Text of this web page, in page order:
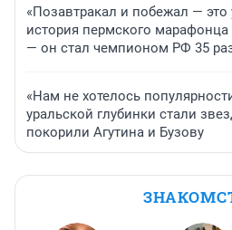
«Позавтракал и побежал —
история пермского
— он стал чемпионом РФ 35
«Нам не хотелось
уральской глубинки стали
покорили Агутина и Бузову